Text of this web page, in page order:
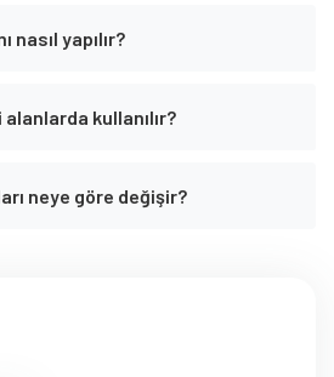
nasıl yapılır?
kullanılır?
neye göre değişir?